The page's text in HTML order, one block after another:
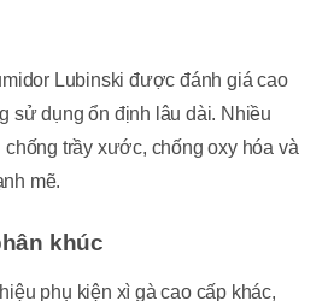
Lubinski được đánh giá cao
sử dụng ổn định lâu dài. Nhiều
trầy xước, chống oxy hóa và
mẽ.
khúc
phụ kiện xì gà cao cấp khác,